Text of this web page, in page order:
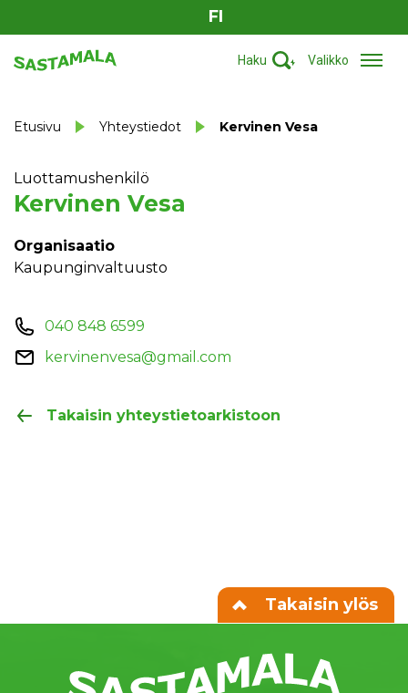
FI
Haku Valikko
Etusivu Yhteystiedot Kervinen Vesa
Luottamushenkilö
Kervinen Vesa
Organisaatio
Kaupunginvaltuusto
040 848 6599
kervinenvesa@gmail.com
Takaisin yhteystietoarkistoon
Takaisin ylös